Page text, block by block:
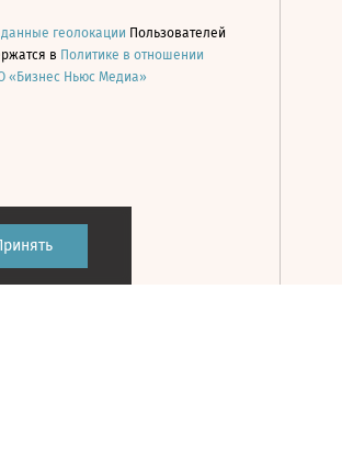
данные геолокации Пользователей
в Политике в отношении
«Бизнес Ньюс Медиа»